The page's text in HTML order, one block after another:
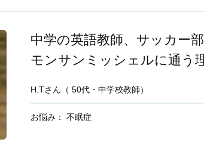
中学の英語教師、サッカー
モンサンミッシェルに通う理
H.Tさん（ 50代・中学校教師）
お悩み： 不眠症